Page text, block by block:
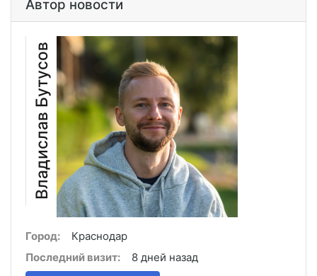
Автор новости
Владислав Бутусов
Город:
Краснодар
Последний визит:
8 дней назад